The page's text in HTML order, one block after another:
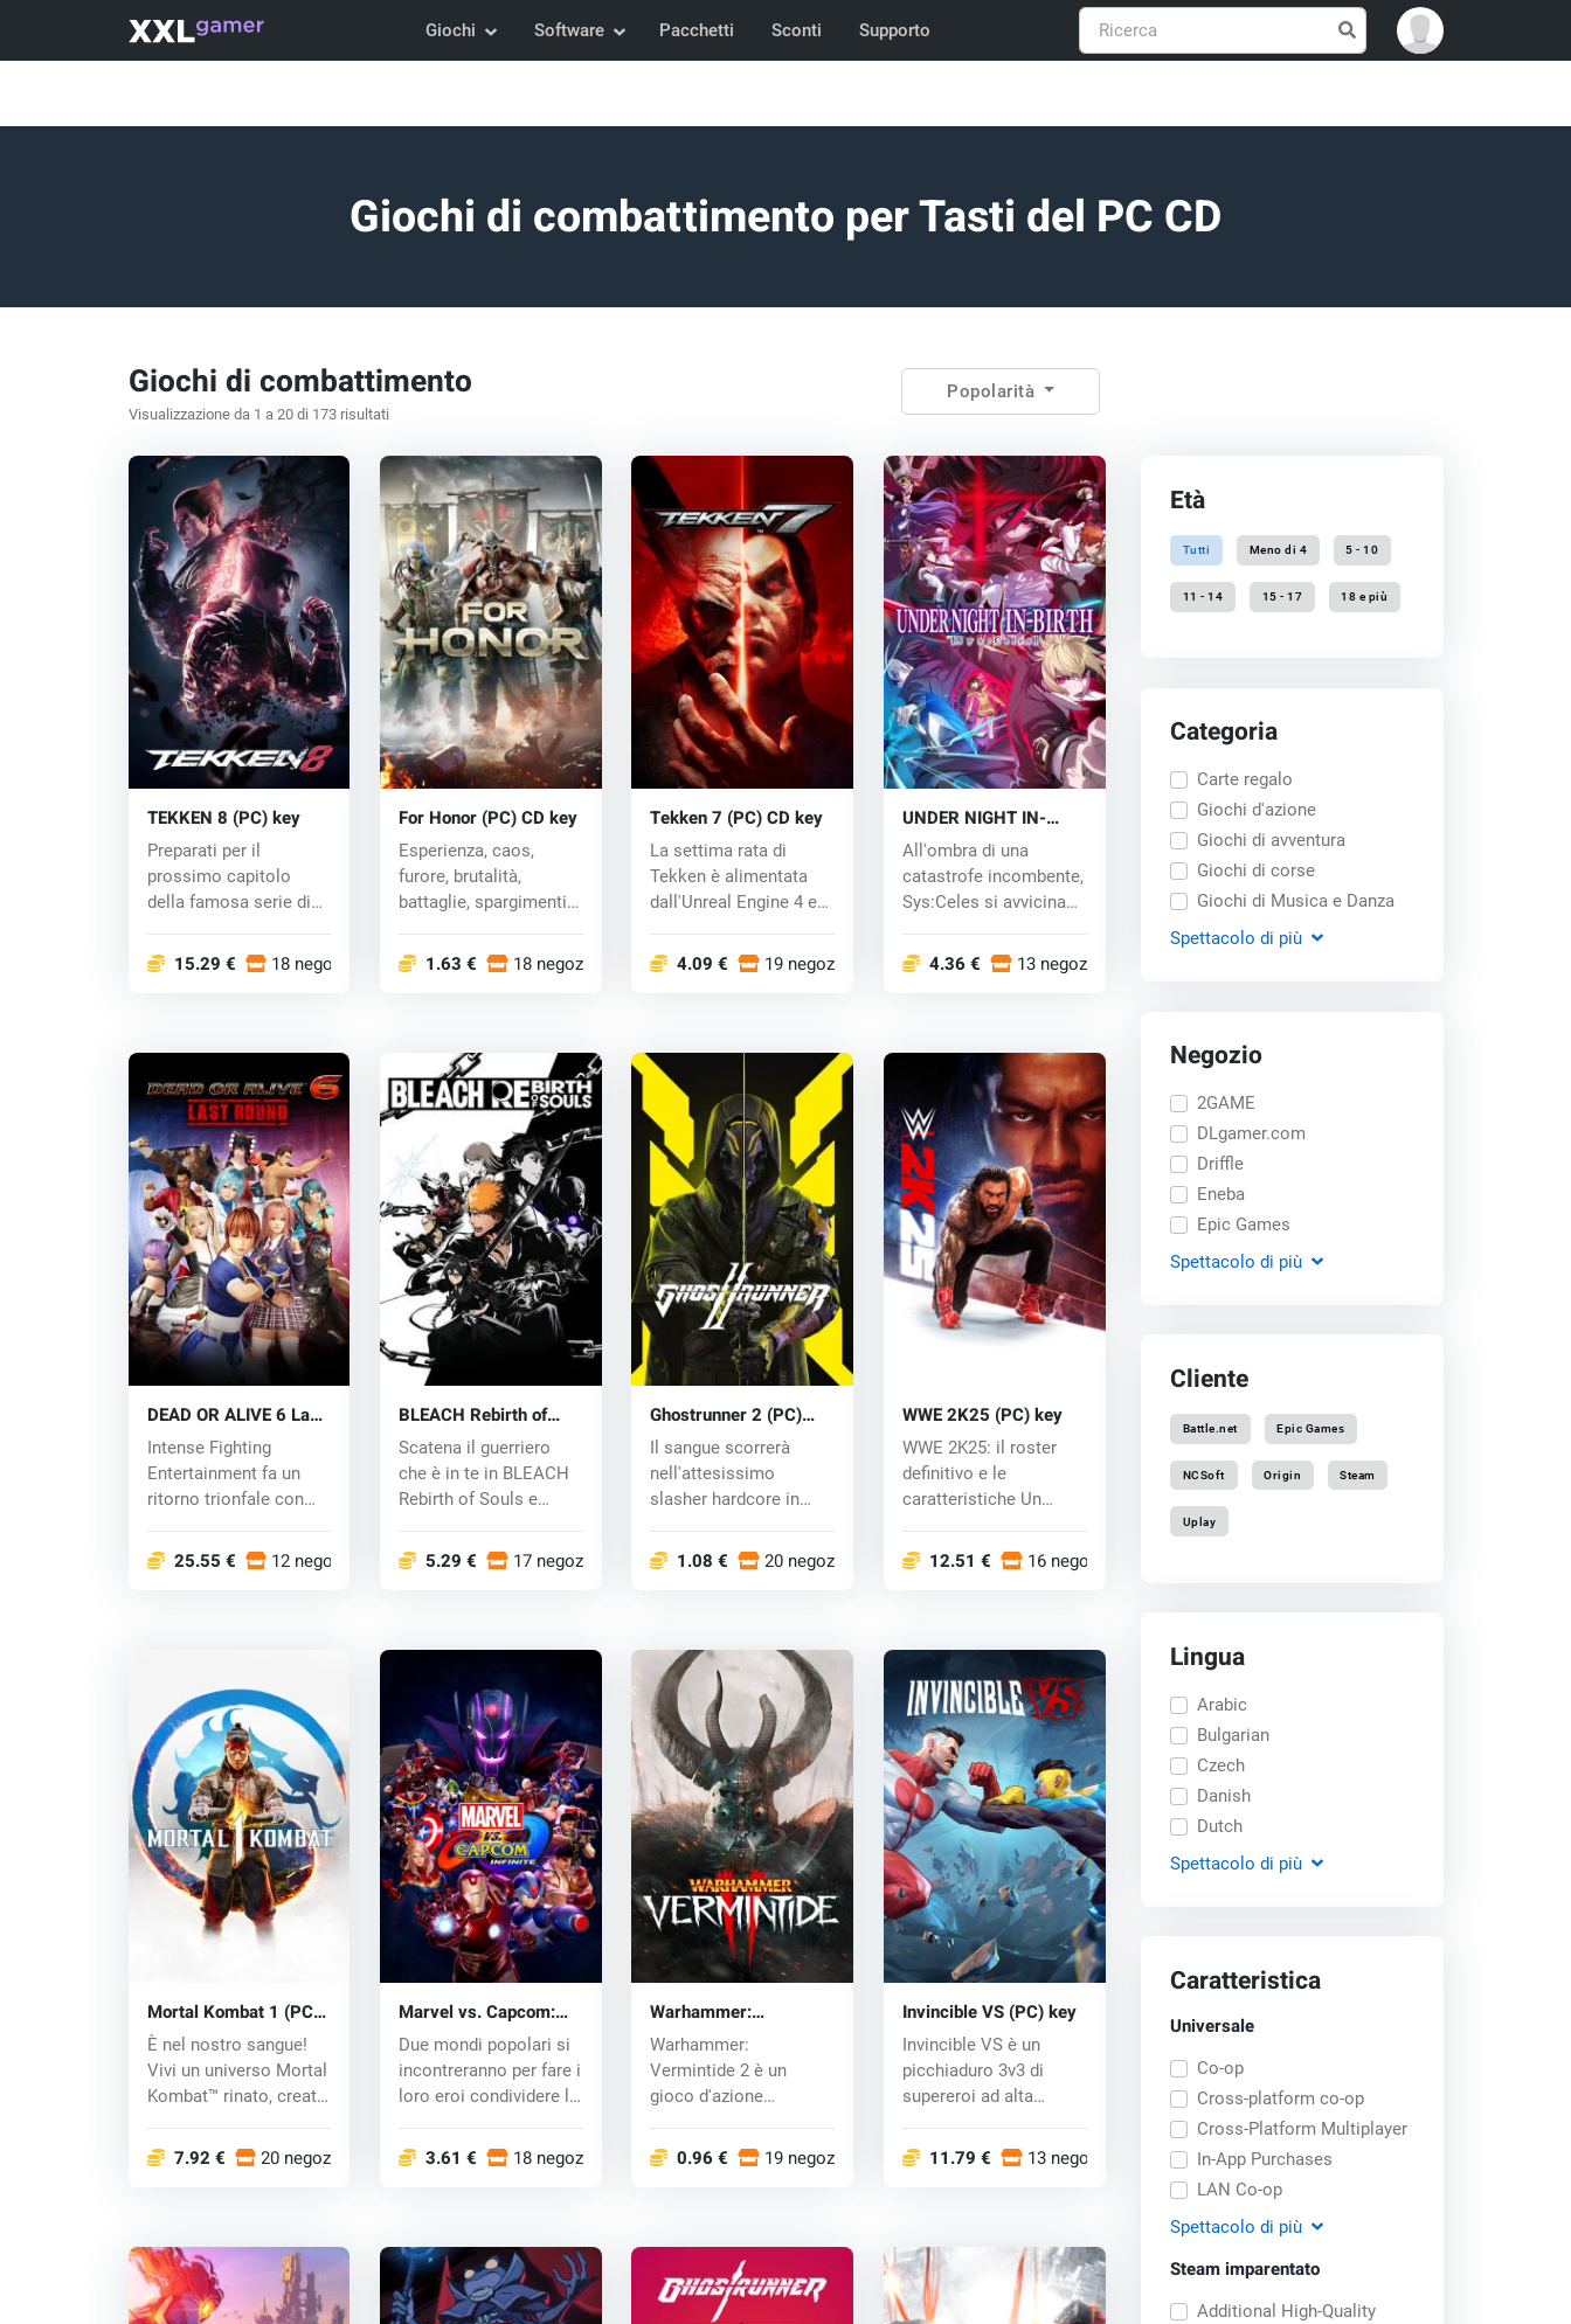
Giochi Software Pacchetti Sconti Supporto
Giochi di combattimento per Tasti del PC CD
Giochi di combattimento
Visualizzazione da 1 a 20 di 173 risultati
Popolarità
TEKKEN 8 (PC) key
Preparati per il
prossimo capitolo
della famosa serie di
15.29 € 18 negozi
For Honor (PC) CD key
Esperienza, caos,
furore, brutalità,
battaglie, spargimenti
1.63 € 18 negozi
Tekken 7 (PC) CD key
La settima rata di
Tekken è alimentata
dall'Unreal Engine 4 e
4.09 € 19 negozi
UNDER NIGHT IN-
BIRTH II Sys:Celes
(PC) key
All'ombra di una
catastrofe incombente,
Sys:Celes si avvicina
4.36 € 13 negozi
DEAD OR ALIVE 6 Last
Round (PC) key
Intense Fighting
Entertainment fa un
ritorno trionfale con
25.55 € 12 negozi
BLEACH Rebirth of
Souls (PC) key
Scatena il guerriero
che è in te in BLEACH
Rebirth of Souls e
5.29 € 17 negozi
Ghostrunner 2 (PC)
key
Il sangue scorrerà
nell'attesissimo
slasher hardcore in
1.08 € 20 negozi
WWE 2K25 (PC) key
WWE 2K25: il roster
definitivo e le
caratteristiche Un
12.51 € 16 negozi
Mortal Kombat 1 (PC)
key
È nel nostro sangue!
Vivi un universo Mortal
Kombat™ rinato, creato
7.92 € 20 negozi
Marvel vs. Capcom:
Infinite (PC) CD key
Due mondi popolari si
incontreranno per fare i
loro eroi condividere le
3.61 € 18 negozi
Warhammer:
Vermintide 2 (PC) CD
key
Warhammer:
Vermintide 2 è un
gioco d'azione
persona co...
0.96 € 19 negozi
Invincible VS (PC) key
Invincible VS è un
picchiaduro 3v3 di
supereroi ad alta
11.79 € 13 negozi
Età
Tutti Meno di 4 5 - 10
11 - 14 15 - 17 18 e più
Categoria
Carte regalo
Giochi d'azione
Giochi di avventura
Giochi di corse
Giochi di Musica e Danza
Spettacolo di più
Negozio
2GAME
DLgamer.com
Driffle
Eneba
Epic Games
Spettacolo di più
Cliente
Battle.net Epic Games
NCSoft Origin Steam
Uplay
Lingua
Arabic
Bulgarian
Czech
Danish
Dutch
Spettacolo di più
Caratteristica
Universale
Co-op
Cross-platform co-op
Cross-Platform Multiplayer
In-App Purchases
LAN Co-op
Spettacolo di più
Steam imparentato
Additional High-Quality